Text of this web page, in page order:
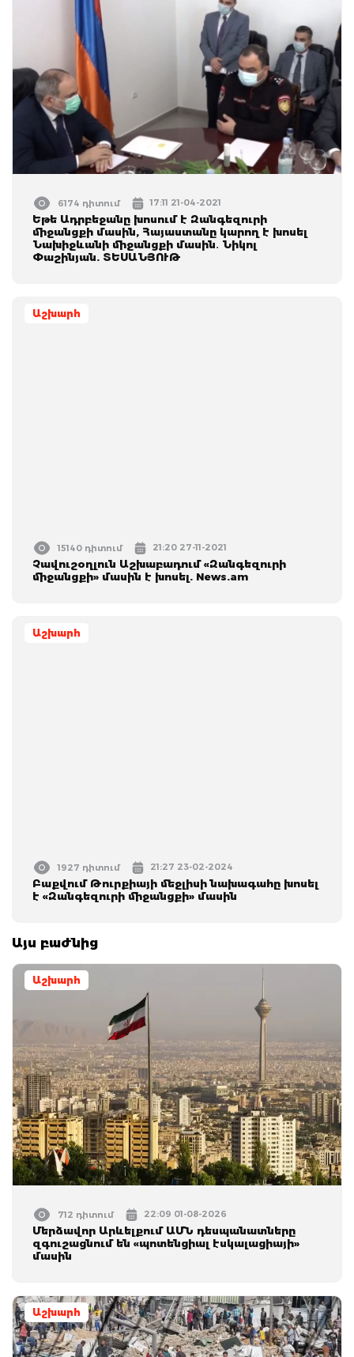
6174 դիտում 17:11 21-04-2021
Եթե Ադրբեջանը խոսում է Զանգեզուրի
միջանցքի մասին, Հայաստանը կարող է խոսել
Նախիջևանի միջանցքի մասին․ Նիկոլ
Փաշինյան. ՏԵՍԱՆՅՈՒԹ
Աշխարհ
15140 դիտում 21:20 27-11-2021
Չավուշօղլուն Աշխաբադում «Զանգեզուրի
միջանցքի» մասին է խոսել. News.am
Աշխարհ
1927 դիտում 21:27 23-02-2024
Բաքվում Թուրքիայի մեջլիսի նախագահը խոսել
է «‎Զանգեզուրի միջանցքի» մասին
Այս բաժնից
Աշխարհ
712 դիտում 22:09 01-08-2026
Մերձավոր Արևելքում ԱՄՆ դեսպանատները
զգուշացնում են «պոտենցիալ էսկալացիայի»
մասին
Աշխարհ